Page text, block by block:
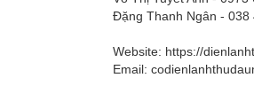
Đặng Thanh Ngân - 038
Website: https://
Email: